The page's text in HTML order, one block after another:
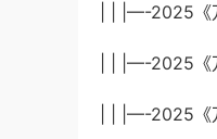
| | |—-2025《
| | |—-2025《
| | |—-2025《